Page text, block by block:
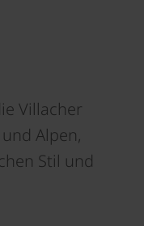
Villacher
Alpen,
Stil und